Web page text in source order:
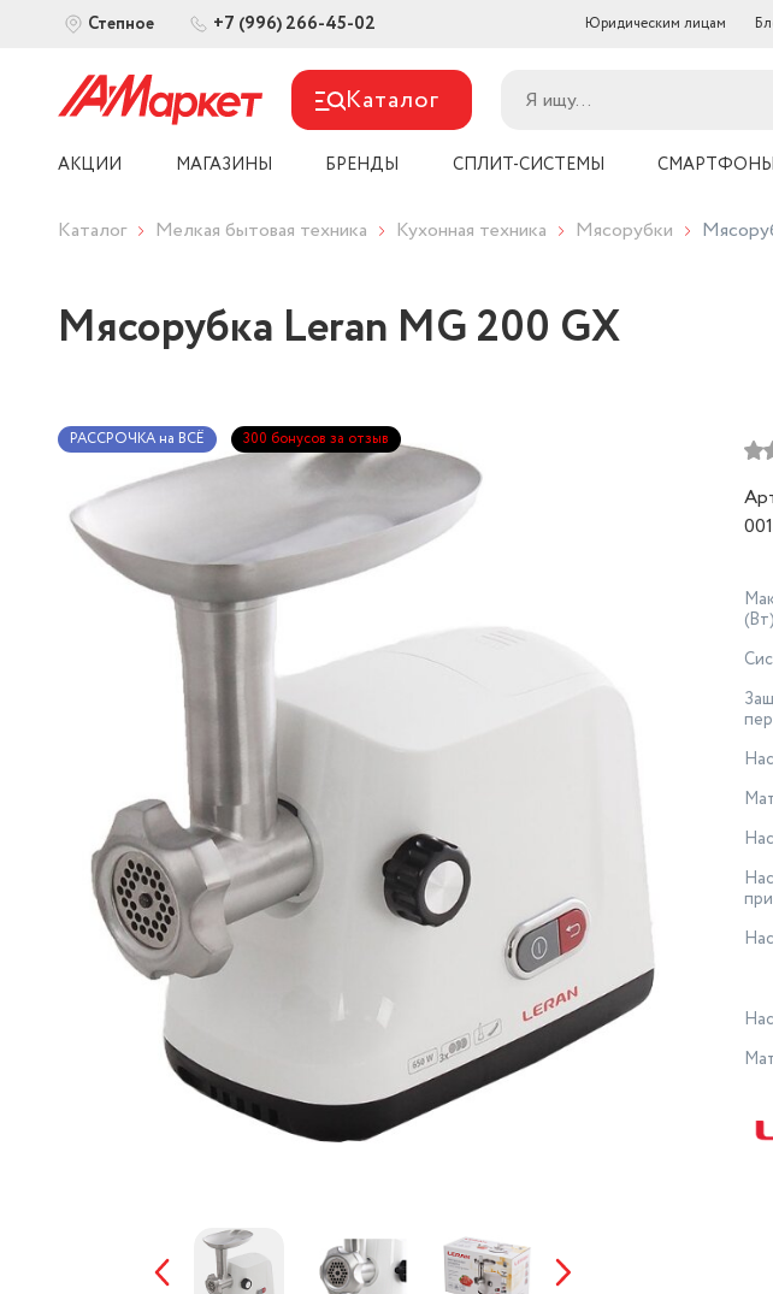
Степное +7 (996) 266-45-02 Юридическим лицам
Каталог
АКЦИИ МАГАЗИНЫ БРЕНДЫ СПЛИТ-СИСТЕМЫ СМАРТФОНЫ
Каталог Мелкая бытовая техника Кухонная техника Мясорубки
Мясорубка Leran MG 200 GX
РАССРОЧКА на ВСЁ 300 бонусов за отзыв
(Вт)